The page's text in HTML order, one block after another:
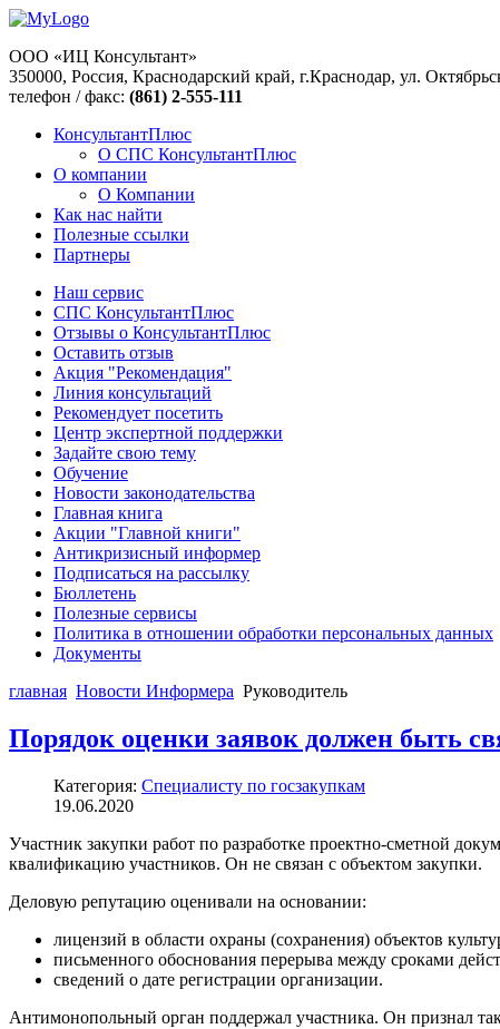
ООО «ИЦ Консультант»
350000, Россия, Краснодарский край, г.Краснодар, ул.
телефон / факс: (861) 2-555-111
КонсультантПлюс
О СПС КонсультантПлюс
О компании
О Компании
Как нас найти
Полезные ссылки
Партнеры
Наш сервис
СПС КонсультантПлюс
Отзывы о КонсультантПлюс
Оставить отзыв
Акция "Рекомендация"
Линия консультаций
Рекомендует посетить
Центр экспертной поддержки
Задайте свою тему
Обучение
Новости законодательства
Главная книга
Акции "Главной книги"
Антикризисный информер
Подписаться на рассылку
Бюллетень
Полезные сервисы
Политика в отношении обработки персональных данных
Документы
главная Новости Информера Руководитель
Порядок оценки заявок должен быть
Категория: Специалисту по госзакупкам
19.06.2020
Участник закупки работ по разработке проектно-сметной
квалификацию участников. Он не связан с объектом закупки.
Деловую репутацию оценивали на основании:
лицензий в области охраны (сохранения) объектов
письменного обоснования перерыва между сроками
сведений о дате регистрации организации.
Антимонопольный орган поддержал участника. Он признал